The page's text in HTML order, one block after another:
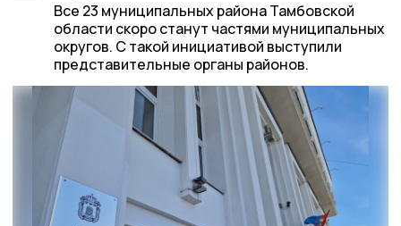
Все 23 муниципальных района Тамбовской
области скоро станут частями муниципальных
округов. С такой инициативой выступили
представительные органы районов.